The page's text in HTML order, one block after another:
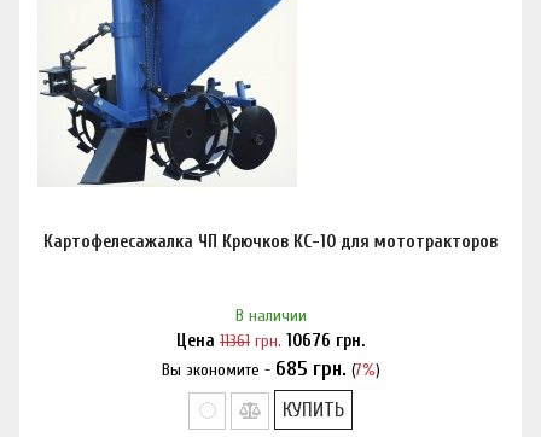
Картофелесажалка ЧП Крючков КС-10 для мототракторов
В наличии
Цена 11361 грн. 10676 грн.
Вы экономите - 685 грн. (7%)
Нашли дешевле?
КУПИТЬ